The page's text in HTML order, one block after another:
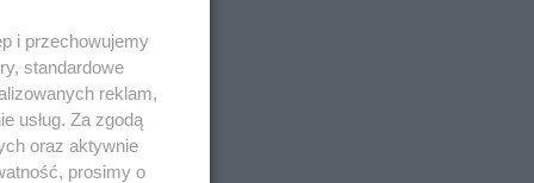
i przechowujemy
standardowe
reklam,
usług. Za zgodą
oraz aktywnie
prosimy o